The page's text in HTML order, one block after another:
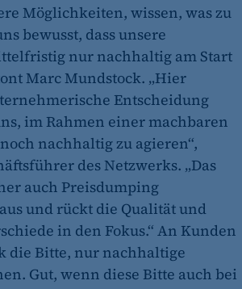
für die Verwaltung von
(z. B. bei Login, Umfrage
Wird auch bei Caching zur
verwendet.
speichert die ausgewählten
Optionen des Benutzers
Möglichkeiten, wissen, was zu
bewusst, dass unsere
nur nachhaltig am Start
Marc Mundstock. „Hier
Entscheidung
im Rahmen einer machbaren
nachhaltig zu agieren“,
des Netzwerks. „Das
auch Preisdumping
und rückt die Qualität und
in den Fokus.“ An Kunden
die Bitte, nur nachhaltige
Gut, wenn diese Bitte auch bei